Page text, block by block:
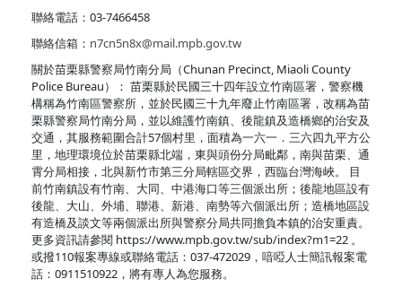
聯絡電話：03-7466458
聯絡信箱： n7cn5n8x@mail.mpb.gov.tw
關於苗栗縣警察局竹南分局（Chunan Precinct, Miaoli County
Police Bureau）： 苗栗縣於民國三十四年設立竹南區署，警察機
構稱為竹南區警察所，並於民國三十九年廢止竹南區署，改稱為苗
栗縣警察局竹南分局，並以維護竹南鎮、後龍鎮及造橋鄉的治安及
交通，其服務範圍合計57個村里，面積為一六一．三六四九平方公
里，地理環境位於苗栗縣北端，東與頭份分局毗鄰，南與苗栗、通
霄分局相接，北與新竹市第三分局轄區交界，西臨台灣海峽。 目
前竹南鎮設有竹南、大同、中港海口等三個派出所；後龍地區設有
後龍、大山、外埔、聯港、新港、南勢等六個派出所；造橋地區設
有造橋及談文等兩個派出所與警察分局共同擔負本鎮的治安重責。
更多資訊請參閱 https://www.mpb.gov.tw/sub/index?m1=22 。
或撥110報案專線或聯絡電話：037-472029，喑啞人士簡訊報案電
話：0911510922，將有專人為您服務。